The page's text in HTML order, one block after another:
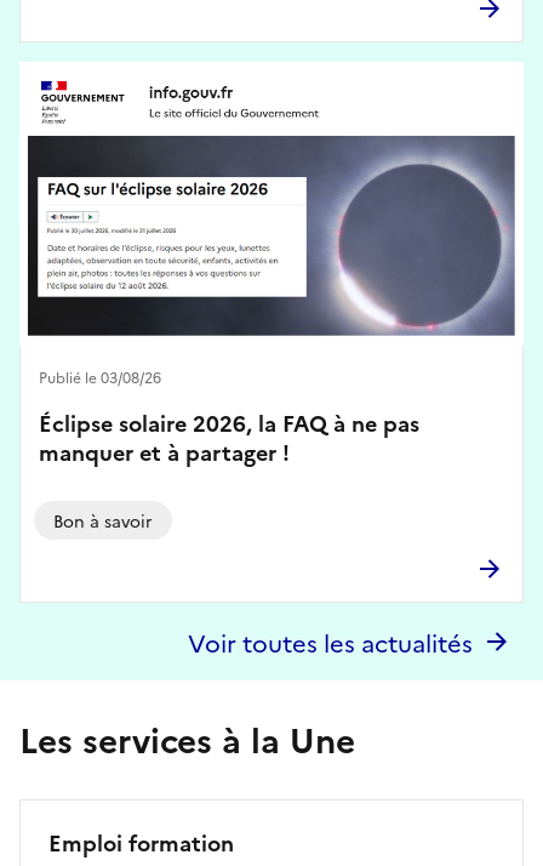
Éclipse solaire 2026, la FAQ à ne pas
manquer et à partager !
Bon à savoir
Publié le 03/08/26
Voir toutes les actualités
Les services à la Une
Emploi formation